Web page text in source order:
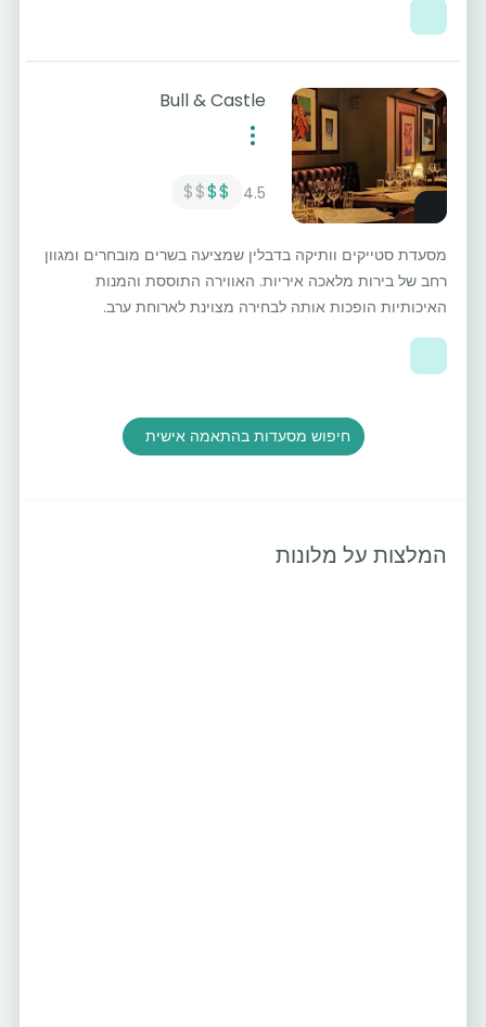
Bull & Castle
4.5
$$
$$
מסעדת סטייקים וותיקה בדבלין שמציעה בשרים מובחרים ומגוון
רחב של בירות מלאכה איריות. האווירה התוססת והמנות
האיכותיות הופכות אותה לבחירה מצוינת לארוחת ערב.
חיפוש מסעדות בהתאמה אישית
המלצות על מלונות